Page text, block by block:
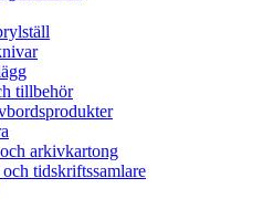
tillbehör
arkivkartong
tidskriftssamlare